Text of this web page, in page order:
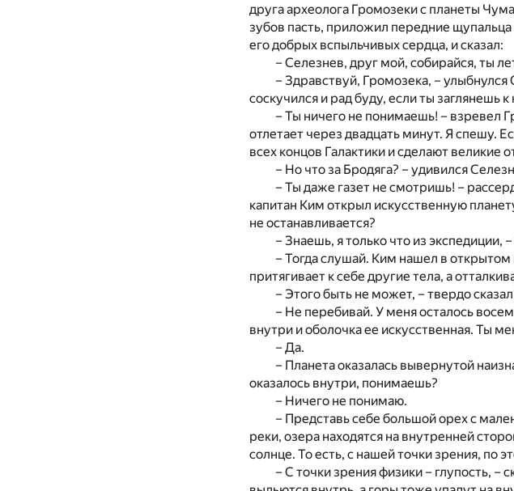
друга археолога Громозеки с планеты
зубов пасть, приложил передние
его добрых вспыльчивых сердца, и сказал:
– Селезнев, друг мой, собирайся, ты
– Здравствуй, Громозека, – улыбнулся
соскучился и рад буду, если ты заглянешь
– Ты ничего не понимаешь! – взревел
отлетает через двадцать минут. Я спешу.
всех концов Галактики и сделают великие
– Но что за Бродяга? – удивился
– Ты даже газет не смотришь! –
капитан Ким открыл искусственную
не останавливается?
– Знаешь, я только что из экспедиции,
– Тогда слушай. Ким нашел в открытом
притягивает к себе другие тела, а
– Этого быть не может, – твердо
– Не перебивай. У меня осталось
внутри и оболочка ее искусственная. Ты
– Да.
– Планета оказалась вывернутой
оказалось внутри, понимаешь?
– Ничего не понимаю.
– Представь себе большой орех с
реки, озера находятся на внутренней
солнце. То есть, с нашей точки зрения, по
– С точки зрения физики – глупость, –